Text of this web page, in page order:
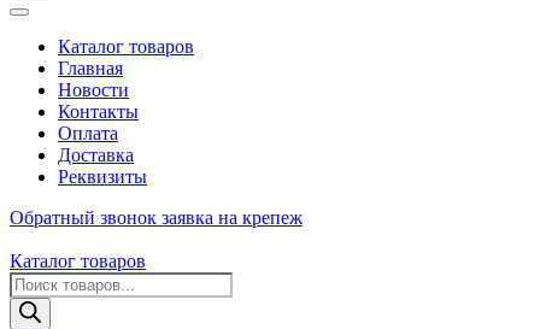
Каталог товаров
Главная
Новости
Контакты
Оплата
Доставка
Реквизиты
Обратный звонок заявка на крепеж
Каталог товаров
Поиск
товаров